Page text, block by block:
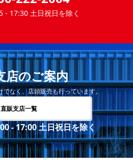
- 17:30 土日祝日を除く
店のご案内
でなく、店頭販売も行っています。
直販支店一覧
- 17:00 土日祝日を除く